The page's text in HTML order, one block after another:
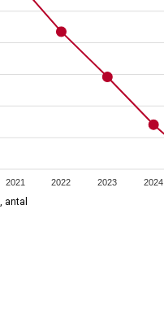
2021 2022 2023 2024
antal